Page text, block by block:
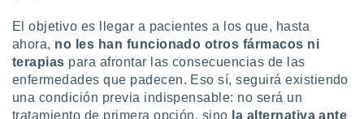
datos
momento
en
en
en
El objetivo es llegar a pacientes a los que, hasta
ahora, no les han funcionado otros fármacos ni
terapias para afrontar las consecuencias de las
enfermedades que padecen. Eso sí, seguirá existiendo
una condición previa indispensable: no será un
tratamiento de primera opción, sino la alternativa ante